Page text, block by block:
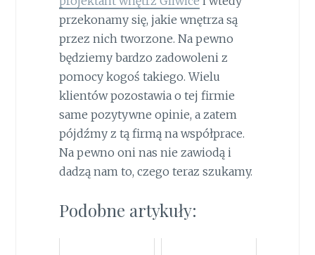
przekonamy się, jakie wnętrza są
przez nich tworzone. Na pewno
będziemy bardzo zadowoleni z
pomocy kogoś takiego. Wielu
klientów pozostawia o tej firmie
same pozytywne opinie, a zatem
pójdźmy z tą firmą na współprace.
Na pewno oni nas nie zawiodą i
dadzą nam to, czego teraz szukamy.
Podobne artykuły: